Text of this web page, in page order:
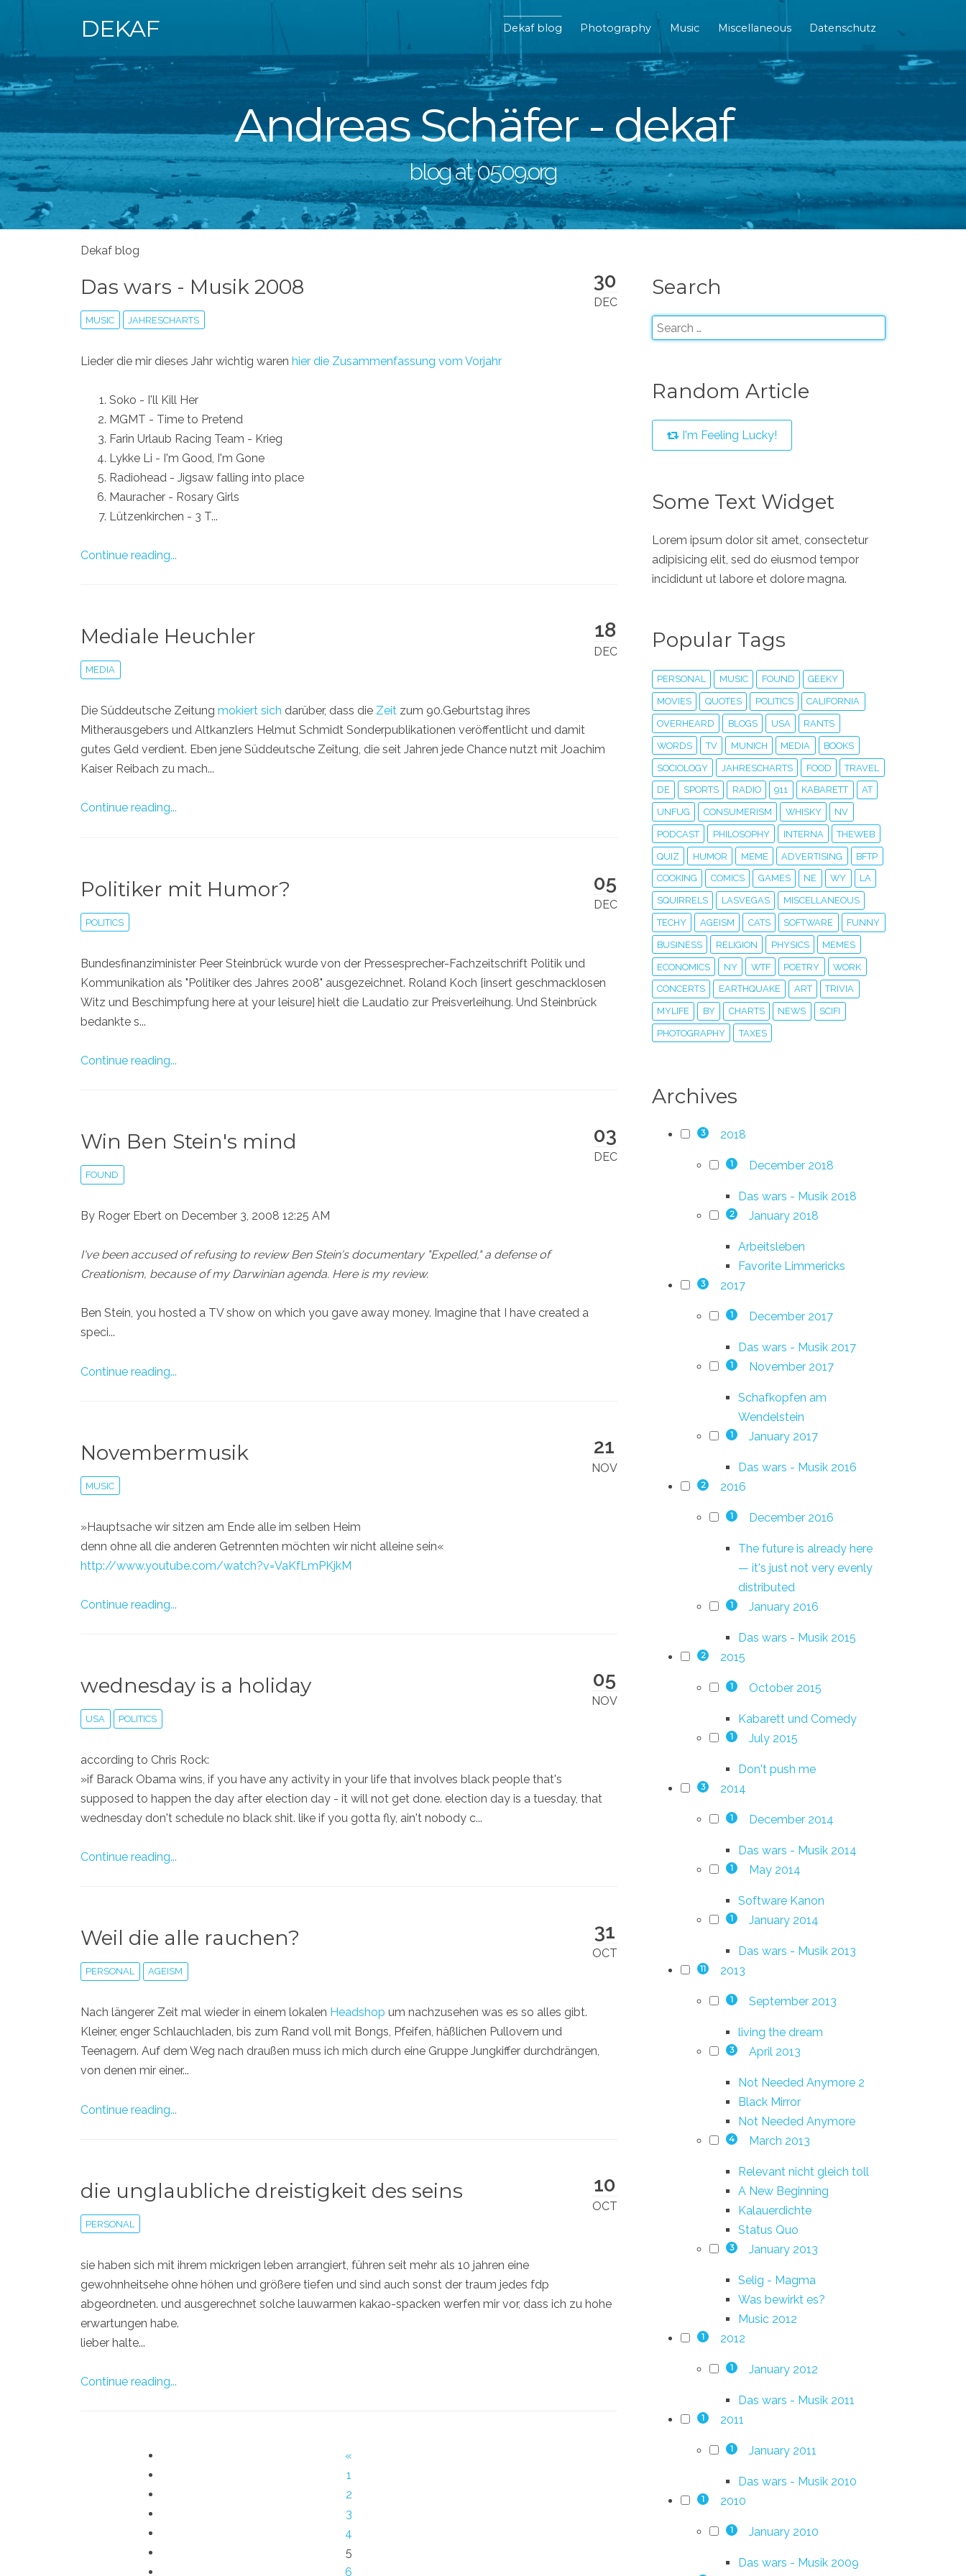
DEKAF Dekaf blog Photography Music Miscellaneous Datenschutz
Andreas Schäfer - dekaf
blog at 0509.org
Dekaf blog
30
DEC
Das wars - Musik 2008
MUSIC JAHRESCHARTS
Lieder die mir dieses Jahr wichtig waren hier die Zusammenfassung vom Vorjahr
Soko - I'll Kill Her
MGMT - Time to Pretend
Farin Urlaub Racing Team - Krieg
Lykke Li - I'm Good, I'm Gone
Radiohead - Jigsaw falling into place
Mauracher - Rosary Girls
Lützenkirchen - 3 T...
Continue reading...
18
DEC
Mediale Heuchler
MEDIA
Die Süddeutsche Zeitung mokiert sich darüber, dass die Zeit zum 90.Geburtstag ihres
Mitherausgebers und Altkanzlers Helmut Schmidt Sonderpublikationen veröffentlicht und damit
gutes Geld verdient. Eben jene Süddeutsche Zeitung, die seit Jahren jede Chance nutzt mit Joachim
Kaiser Reibach zu mach...
Continue reading...
05
DEC
Politiker mit Humor?
POLITICS
Bundesfinanziminister Peer Steinbrück wurde von der Pressesprecher-Fachzeitschrift Politik und
Kommunikation als "Politiker des Jahres 2008" ausgezeichnet. Roland Koch [insert geschmacklosen
Witz und Beschimpfung here at your leisure] hielt die Laudatio zur Preisverleihung. Und Steinbrück
bedankte s...
Continue reading...
03
DEC
Win Ben Stein's mind
FOUND
By Roger Ebert on December 3, 2008 12:25 AM
I've been accused of refusing to review Ben Stein's documentary "Expelled," a defense of
Creationism, because of my Darwinian agenda. Here is my review.
Ben Stein, you hosted a TV show on which you gave away money. Imagine that I have created a
speci...
Continue reading...
21
NOV
Novembermusik
MUSIC
»Hauptsache wir sitzen am Ende alle im selben Heim
denn ohne all die anderen Getrennten möchten wir nicht alleine sein«
http://www.youtube.com/watch?v=VaKfLmPKjkM
Continue reading...
05
NOV
wednesday is a holiday
USA POLITICS
according to Chris Rock:
»if Barack Obama wins, if you have any activity in your life that involves black people that's
supposed to happen the day after election day - it will not get done. election day is a tuesday, that
wednesday don't schedule no black shit. like if you gotta fly, ain't nobody c...
Continue reading...
31
OCT
Weil die alle rauchen?
PERSONAL AGEISM
Nach längerer Zeit mal wieder in einem lokalen Headshop um nachzusehen was es so alles gibt.
Kleiner, enger Schlauchladen, bis zum Rand voll mit Bongs, Pfeifen, häßlichen Pullovern und
Teenagern. Auf dem Weg nach draußen muss ich mich durch eine Gruppe Jungkiffer durchdrängen,
von denen mir einer...
Continue reading...
10
OCT
die unglaubliche dreistigkeit des seins
PERSONAL
sie haben sich mit ihrem mickrigen leben arrangiert, führen seit mehr als 10 jahren eine
gewohnheitsehe ohne höhen und größere tiefen und sind auch sonst der traum jedes fdp
abgeordneten. und ausgerechnet solche lauwarmen kakao-spacken werfen mir vor, dass ich zu hohe
erwartungen habe.
lieber halte...
Continue reading...
«
1
2
3
4
5
6
Search
Random Article
I'm Feeling Lucky!
Some Text Widget
Lorem ipsum dolor sit amet, consectetur
adipisicing elit, sed do eiusmod tempor
incididunt ut labore et dolore magna.
Popular Tags
PERSONAL MUSIC FOUND GEEKY
MOVIES QUOTES POLITICS CALIFORNIA
OVERHEARD BLOGS USA RANTS
WORDS TV MUNICH MEDIA BOOKS
SOCIOLOGY JAHRESCHARTS FOOD TRAVEL
DE SPORTS RADIO 911 KABARETT AT
UNFUG CONSUMERISM WHISKY NV
PODCAST PHILOSOPHY INTERNA THEWEB
QUIZ HUMOR MEME ADVERTISING BFTP
COOKING COMICS GAMES NE WY LA
SQUIRRELS LASVEGAS MISCELLANEOUS
TECHY AGEISM CATS SOFTWARE FUNNY
BUSINESS RELIGION PHYSICS MEMES
ECONOMICS NY WTF POETRY WORK
CONCERTS EARTHQUAKE ART TRIVIA
MYLIFE BY CHARTS NEWS SCIFI
PHOTOGRAPHY TAXES
Archives
3 2018
1 December 2018
Das wars - Musik 2018
2 January 2018
Arbeitsleben
Favorite Limmericks
3 2017
1 December 2017
Das wars - Musik 2017
1 November 2017
Schafkopfen am
Wendelstein
1 January 2017
Das wars - Musik 2016
2 2016
1 December 2016
The future is already here
— it's just not very evenly
distributed
1 January 2016
Das wars - Musik 2015
2 2015
1 October 2015
Kabarett und Comedy
1 July 2015
Don't push me
3 2014
1 December 2014
Das wars - Musik 2014
1 May 2014
Software Kanon
1 January 2014
Das wars - Musik 2013
11 2013
1 September 2013
living the dream
3 April 2013
Not Needed Anymore 2
Black Mirror
Not Needed Anymore
4 March 2013
Relevant nicht gleich toll
A New Beginning
Kalauerdichte
Status Quo
3 January 2013
Selig - Magma
Was bewirkt es?
Music 2012
1 2012
1 January 2012
Das wars - Musik 2011
1 2011
1 January 2011
Das wars - Musik 2010
1 2010
1 January 2010
Das wars - Musik 2009